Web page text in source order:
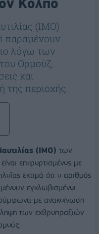
Κόλπο
(IMO)
παραμένουν
λόγω των
Ορμούζ,
και
της περιοχής.
(IMO) των
επιφορτισμένος με
εκτιμά ότι ο αριθμός
εγκλωβισμένοι
με ανακοίνωση
των εχθροπραξιών